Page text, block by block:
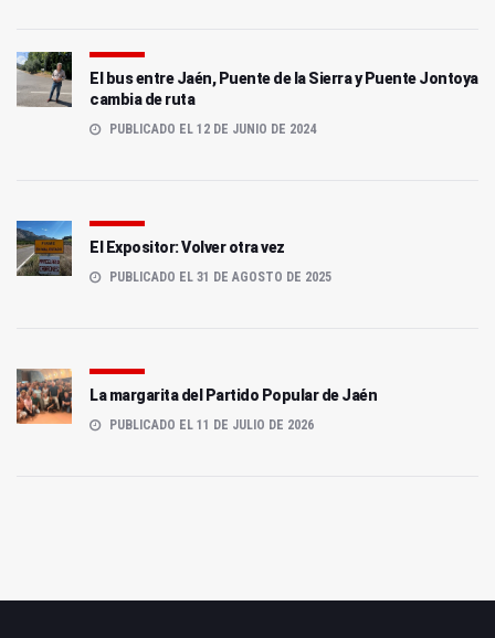
El bus entre Jaén, Puente de la Sierra y Puente Jontoya
cambia de ruta
PUBLICADO EL 12 DE JUNIO DE 2024
El Expositor: Volver otra vez
PUBLICADO EL 31 DE AGOSTO DE 2025
La margarita del Partido Popular de Jaén
PUBLICADO EL 11 DE JULIO DE 2026